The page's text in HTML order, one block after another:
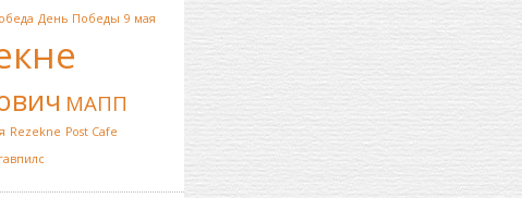
День Победы 9 мая
МАПП
Rezekne Post Cafe